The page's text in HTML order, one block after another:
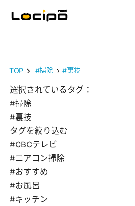
TOP #掃除 #裏技
選択されているタグ：
#掃除
#裏技
タグを絞り込む
#CBCテレビ
#エアコン掃除
#おすすめ
#お風呂
#キッチン